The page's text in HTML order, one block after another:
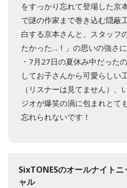
をすっかり忘れて登場した京
で謎の作家まで巻き込む隠蔽
白する京本さんと、スタッフ
たかった…！」の思いの強さに
・7月27日の夏休み中だった
してお子さんから可愛らしい
（リスナーは見てません）、
ジオが爆笑の渦に包まれとて
忘れられないです！
SixTONESのオールナイト
ャル